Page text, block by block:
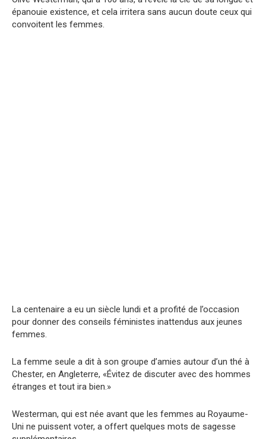
épanouie existence, et cela irritera sans aucun doute ceux qui
convoitent les femmes.
La centenaire a eu un siècle lundi et a profité de l’occasion
pour donner des conseils féministes inattendus aux jeunes
femmes.
La femme seule a dit à son groupe d’amies autour d’un thé à
Chester, en Angleterre, «Évitez de discuter avec des hommes
étranges et tout ira bien.»
Westerman, qui est née avant que les femmes au Royaume-
Uni ne puissent voter, a offert quelques mots de sagesse